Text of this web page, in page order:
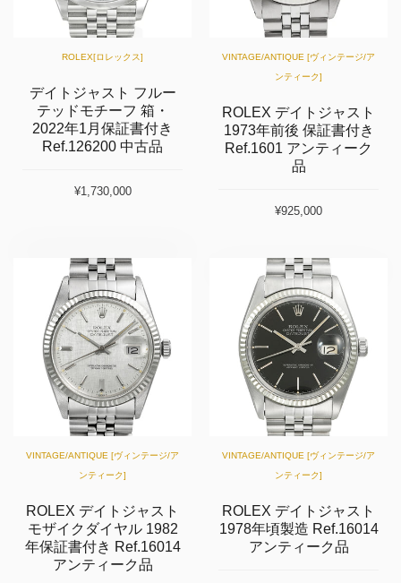
ROLEX[ロレックス]
デイトジャスト フルー
テッドモチーフ 箱・
2022年1月保証書付き
Ref.126200 中古品
¥1,730,000
VINTAGE/ANTIQUE [ヴィンテージ/ア
ンティーク]
ROLEX デイトジャスト
1973年前後 保証書付き
Ref.1601 アンティーク
品
¥925,000
VINTAGE/ANTIQUE [ヴィンテージ/ア
ンティーク]
ROLEX デイトジャスト
モザイクダイヤル 1982
年保証書付き Ref.16014
アンティーク品
VINTAGE/ANTIQUE [ヴィンテージ/ア
ンティーク]
ROLEX デイトジャスト
1978年頃製造 Ref.16014
アンティーク品